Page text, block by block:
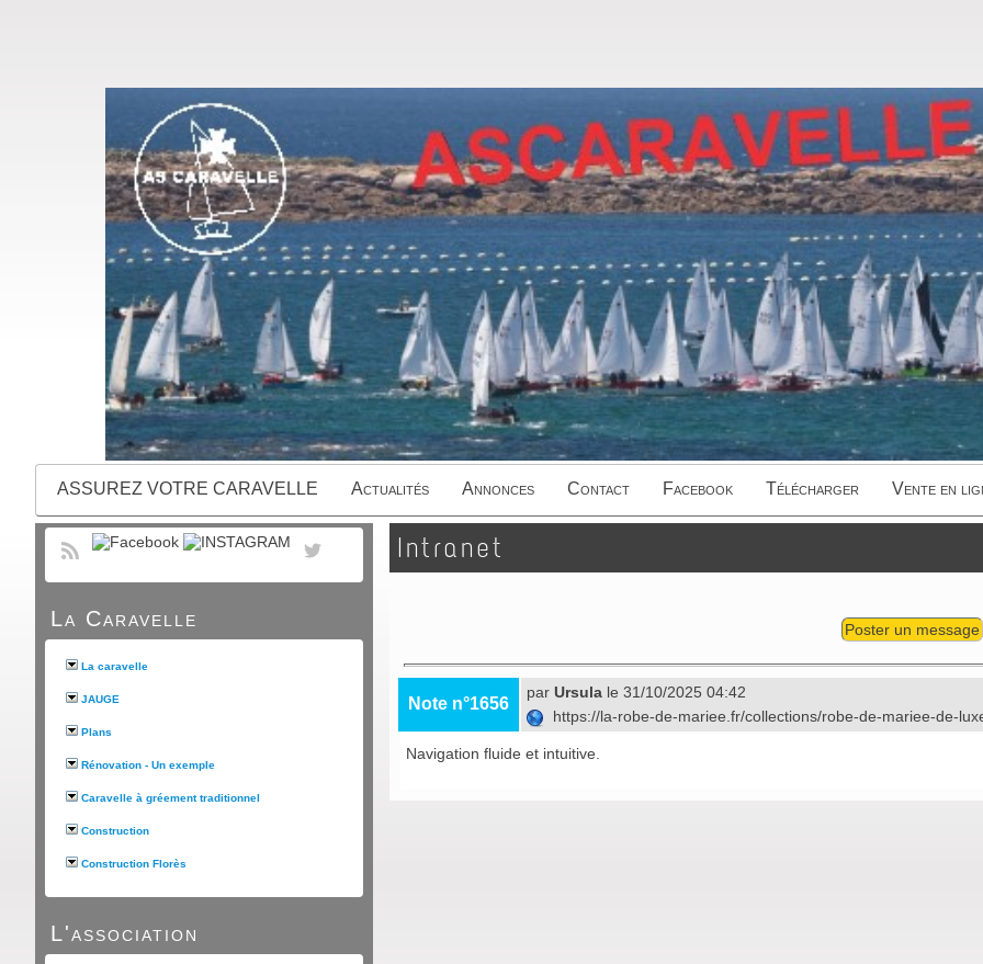
ASSUREZ VOTRE CARAVELLE Actualités Annonces Contact Facebook Télécharger Vente en
La Caravelle
La caravelle
JAUGE
Plans
Rénovation - Un exemple
Caravelle à gréement traditionnel
Construction
Construction Florès
L'association
Intranet
Poster un message
Note n°1656
par Ursula le 31/10/2025 04:42
https://la-robe-de-mariee.fr/collections/robe-de-mariee-de-
Navigation fluide et intuitive.